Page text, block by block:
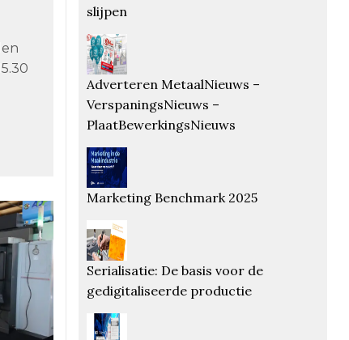
slijpen
Adverteren MetaalNieuws –
VerspaningsNieuws –
PlaatBewerkingsNieuws
Marketing Benchmark 2025
Serialisatie: De basis voor de
gedigitaliseerde productie